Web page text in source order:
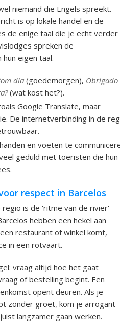
niemand die Engels spreekt.
is op lokale handel en de
de enige taal die je echt verder
spreken de
eigen taal.
dia (goedemorgen), Obrigado
(wat kost het?).
Google Translate, maar
De internetverbinding in de
en voeten te
geduld met toeristen die hun
respect in Barcelos
is de 'ritme van de rivier'
hebben een hekel aan
restaurant of winkel komt,
in een rotvaart.
vraag altijd hoe het gaat
of bestelling begint. Een
opent deuren. Als je
zonder groet, kom je arrogant
langzamer gaan werken.